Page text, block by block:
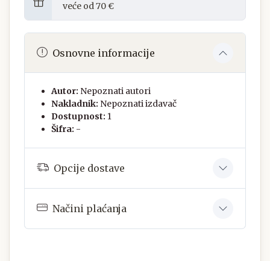
veće od 70 €
Osnovne informacije
Autor: Nepoznati autori
Nakladnik: Nepoznati izdavač
Dostupnost: 1
Šifra: -
Opcije dostave
Načini plaćanja